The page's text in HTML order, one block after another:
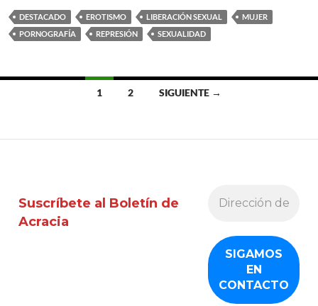
DESTACADO EROTISMO LIBERACIÓN SEXUAL
MUJER
PORNOGRAFÍA
REPRESIÓN SEXUALIDAD
las
1 2 SIGUIENTE →
Suscríbete al Boletín de
Acracia